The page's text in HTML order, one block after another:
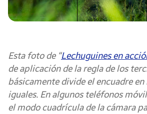
Esta foto de “Lechuguines en
de aplicación de la regla de los
básicamente divide el encuadre en
iguales. En algunos teléfonos
el modo cuadrícula de la cámara